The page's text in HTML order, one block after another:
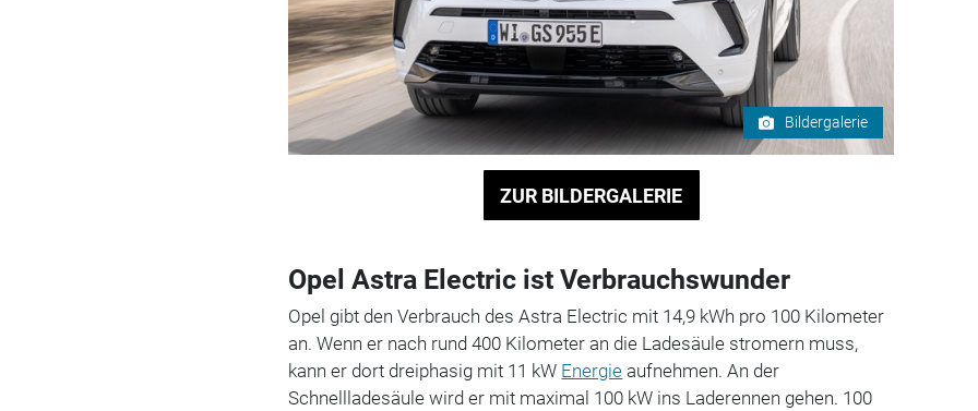
Bildergalerie
ZUR BILDERGALERIE
Opel Astra Electric ist Verbrauchswunder
Opel gibt den Verbrauch des Astra Electric mit 14,9 kWh pro 100 Kilometer
an. Wenn er nach rund 400 Kilometer an die Ladesäule stromern muss,
kann er dort dreiphasig mit 11 kW Energie aufnehmen. An der
Schnellladesäule wird er mit maximal 100 kW ins Laderennen gehen. 100